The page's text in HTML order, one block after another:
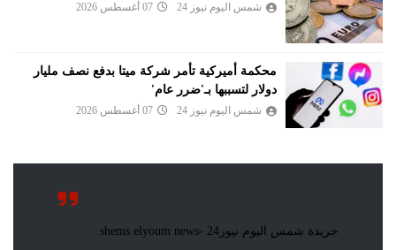
شمس اليوم نيوز 24 07 أغسطس 2026
محكمة أميركية تأمر شركة ميتا بدفع نصف مليار
دولار لتسببها بـ'ضرر عام'
شمس اليوم نيوز 24 07 أغسطس 2026